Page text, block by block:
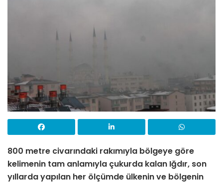
800 metre civarındaki rakımıyla bölgeye göre
kelimenin tam anlamıyla çukurda kalan Iğdır, son
yıllarda yapılan her ölçümde ülkenin ve bölgenin